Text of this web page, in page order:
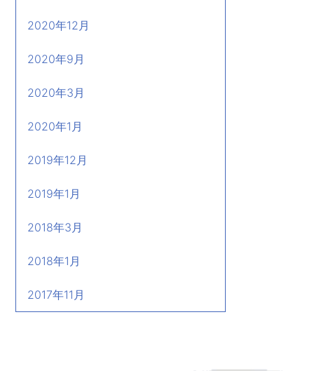
2020年12月
2020年9月
2020年3月
2020年1月
2019年12月
2019年1月
2018年3月
2018年1月
2017年11月